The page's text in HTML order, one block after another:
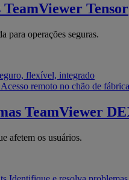
TeamViewer Tensor
para operações seguras.
flexível, integrado
Acesso remoto no chão de fábrica
TeamViewer
afetem os usuários.